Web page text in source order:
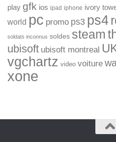
play gfk ios ipad iphone ivory
world pc promo ps3 ps4
soldats inconnus soldes steam
ubisoft ubisoft montreal
vgchartz video voiture
xone